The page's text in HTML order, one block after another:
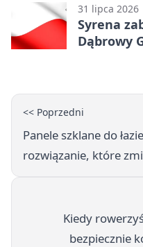
31 lipca 2026
Syrena
Dąbrowy
<< Poprzedni
Panele szklane do
rozwiązanie, które
Kiedy
bezpiecznie